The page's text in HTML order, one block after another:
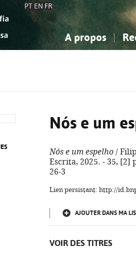
PT EN FR
A propos
Nós e um
Nós e um espelho /
Escrita, 2025. - 35, [2]
26-3
Lien persistant: http://
AJOUTER DANS MA
VOIR DES TITRES